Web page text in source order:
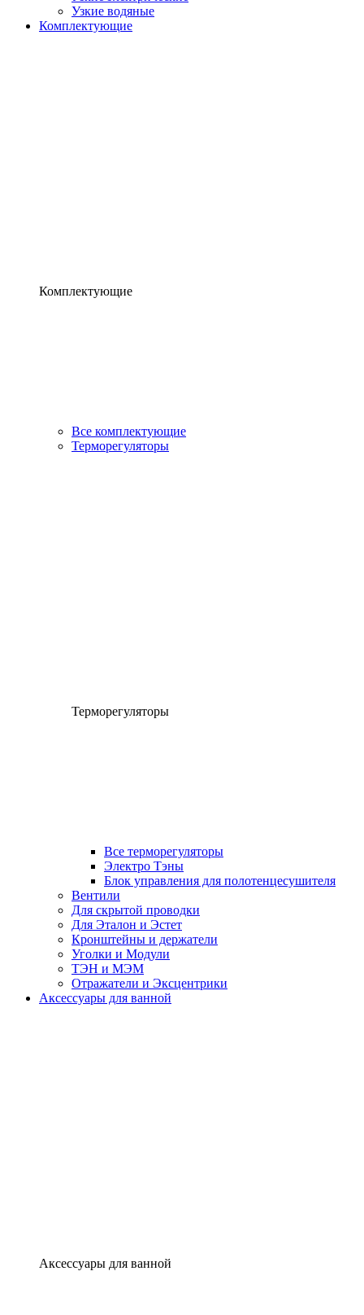
Узкие водяные
Комплектующие
Комплектующие
Все комплектующие
Терморегуляторы
Терморегуляторы
Все терморегуляторы
Электро Тэны
Блок управления для полотенцесушителя
Вентили
Для скрытой проводки
Для Эталон и Эстет
Кронштейны и держатели
Уголки и Модули
ТЭН и МЭМ
Отражатели и Эксцентрики
Аксессуары для ванной
Аксессуары для ванной